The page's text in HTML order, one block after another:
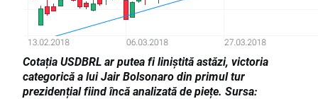
Cotația USDBRL ar putea fi liniștită astăzi, victoria
categorică a lui Jair Bolsonaro din primul tur
prezidențial fiind încă analizată de piețe. Sursa: